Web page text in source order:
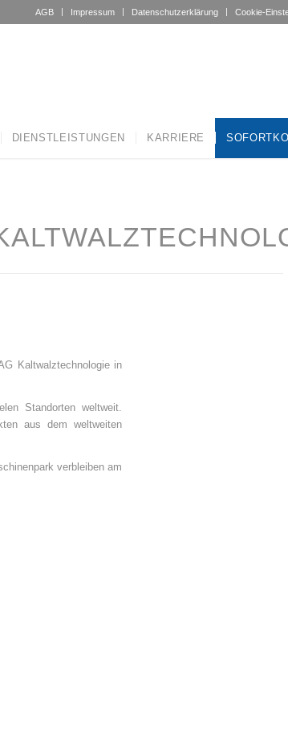
AGB Impressum Datenschutzerklärung Cookie-
DIENSTLEISTUNGEN KARRIERE
Kaltwalztechnologie in
Standorten weltweit.
aus dem weltweiten
verbleiben am